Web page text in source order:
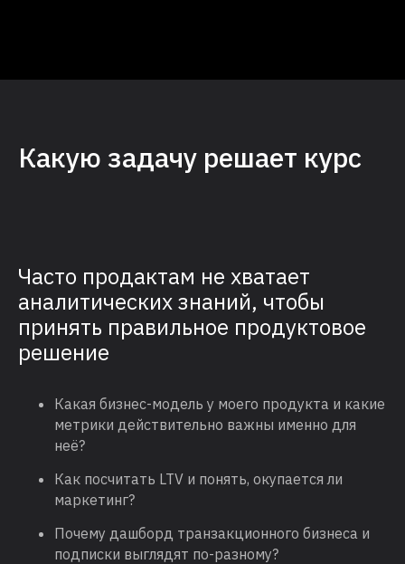
Какую задачу решает курс
Часто продактам не хватает
аналитических знаний, чтобы
принять правильное продуктовое
решение
Какая бизнес-модель у моего продукта и какие
метрики действительно важны именно для
неё?
Как посчитать LTV и понять, окупается ли
маркетинг?
Почему дашборд транзакционного бизнеса и
подписки выглядят по-разному?